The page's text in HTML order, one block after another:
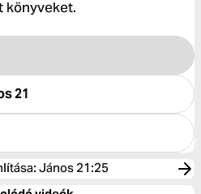
könyveket.
21
: János 21:25